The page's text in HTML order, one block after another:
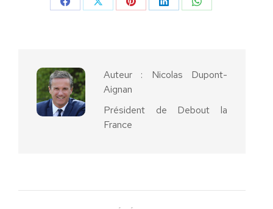
PartagerPartagerPartagerPartagerPartager
Auteur : Nicolas Dupont-
Aignan
Président de Debout la
France